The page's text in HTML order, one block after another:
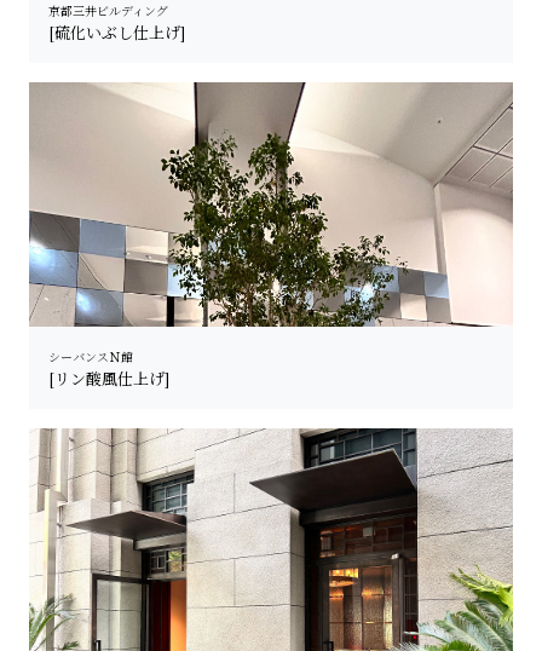
京都三井ビルディング
[硫化いぶし仕上げ]
シーバンスＮ館
[リン酸風仕上げ]